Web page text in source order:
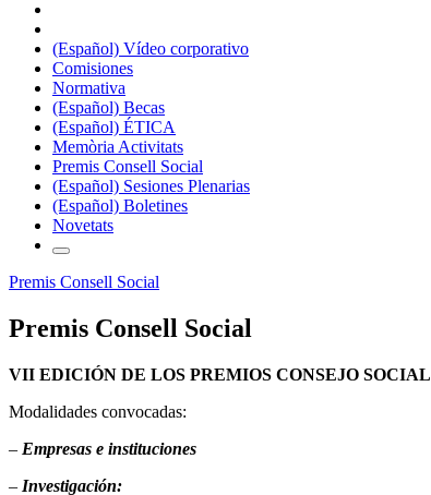
(Español) Vídeo corporativo
Comisiones
Normativa
(Español) Becas
(Español) ÉTICA
Memòria Activitats
Premis Consell Social
(Español) Sesiones Plenarias
(Español) Boletines
Novetats
Premis Consell Social
Premis Consell Social
VII EDICIÓN DE LOS PREMIOS CONSEJO SOCIAL
Modalidades convocadas:
– Empresas e instituciones
– Investigación: